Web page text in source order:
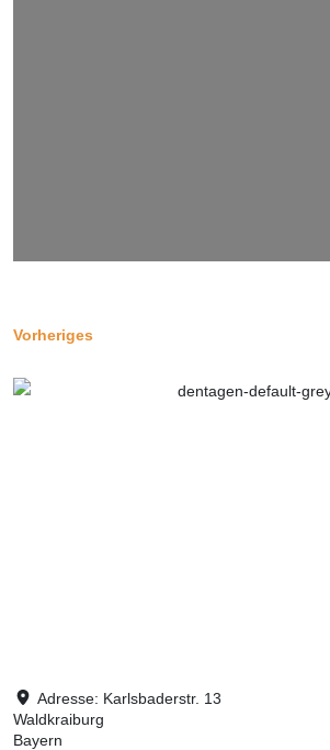
Vorheriges
Adresse: Karlsbaderstr. 13
Waldkraiburg
Bayern